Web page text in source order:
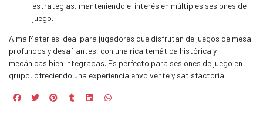
estrategias, manteniendo el interés en múltiples sesiones de
juego.
Alma Mater es ideal para jugadores que disfrutan de juegos de mesa
profundos y desafiantes, con una rica temática histórica y
mecánicas bien integradas. Es perfecto para sesiones de juego en
grupo, ofreciendo una experiencia envolvente y satisfactoria.